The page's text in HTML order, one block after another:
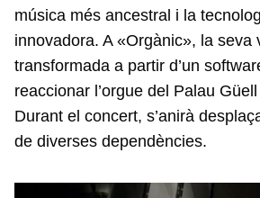
música més ancestral i la
innovadora. A «Orgànic», la
transformada a partir d’un
reaccionar l’orgue del Palau
Durant el concert, s’anirà
de diverses dependències.